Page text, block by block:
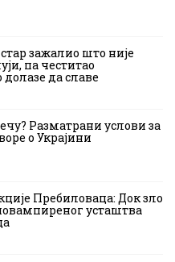
зажалио што није
па честитао
да славе
Разматрани услови за
о Украјини
Пребиловаца: Док зло
усташтва